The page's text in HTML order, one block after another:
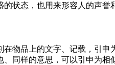
状态，也用来形容人的声誉
在物品上的文字、记载，引
、同样的意思，可以引申为